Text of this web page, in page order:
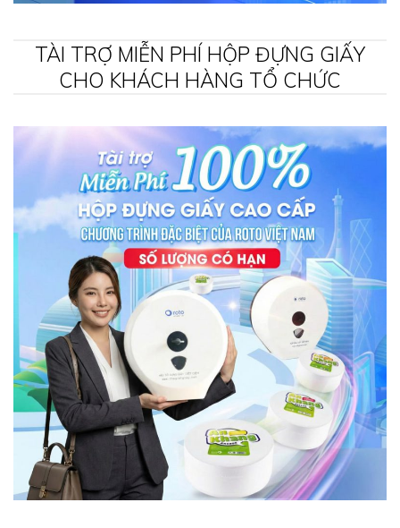
TÀI TRỢ MIỄN PHÍ HỘP ĐỰNG GIẤY
CHO KHÁCH HÀNG TỔ CHỨC